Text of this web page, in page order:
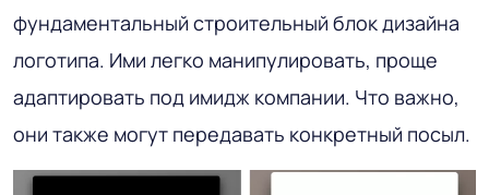
фундаментальный строительный блок дизайна
логотипа. Ими легко манипулировать, проще
адаптировать под имидж компании. Что важно,
они также могут передавать конкретный посыл.